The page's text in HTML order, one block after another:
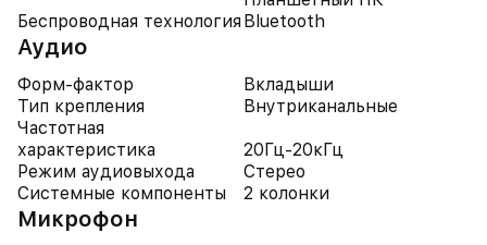
Беспроводная технология Bluetooth
Аудио
Форм-фактор
Вкладыши
Тип крепления
Внутриканальные
Частотная
характеристика
20Гц-20кГц
Режим аудиовыхода
Стерео
Системные компоненты
2 колонки
Микрофон